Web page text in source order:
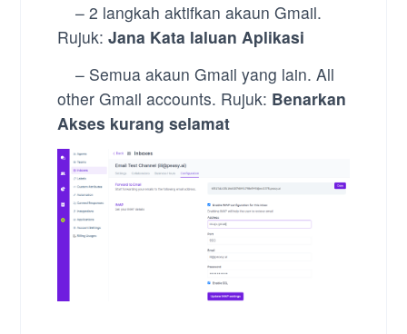
– 2 langkah aktifkan akaun Gmail.
Rujuk:Jana Kata laluan Aplikasi
– Semua akaun Gmail yang lain. All
other Gmail accounts. Rujuk: Benarkan
Akses kurang selamat